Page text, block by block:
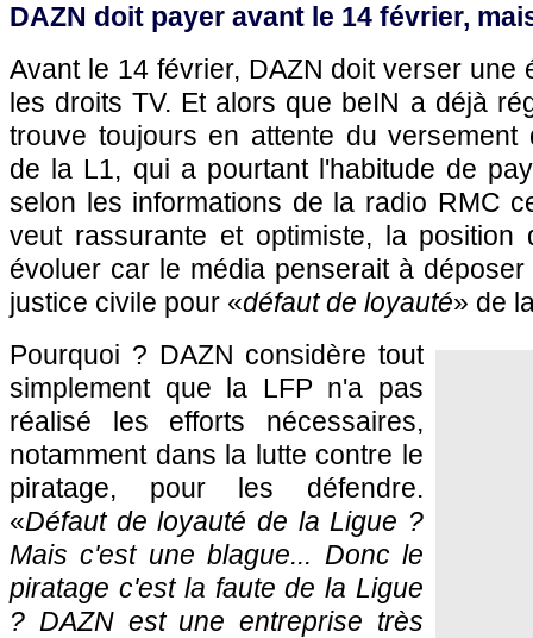
DAZN doit payer avant le 14 février,
Avant le 14 février, DAZN doit verser une
les droits TV. Et alors que beIN a déjà
trouve toujours en attente du versement
de la L1, qui a pourtant l'habitude de
selon les informations de la radio RMC
veut rassurante et optimiste, la position
évoluer car le média penserait à
justice civile pour «défaut de loyauté» de
Pourquoi ? DAZN considère tout
simplement que la LFP n'a pas
réalisé les efforts nécessaires,
notamment dans la lutte contre le
piratage, pour les défendre.
«Défaut de loyauté de la Ligue ?
Mais c'est une blague... Donc le
piratage c'est la faute de la Ligue
? DAZN est une entreprise très